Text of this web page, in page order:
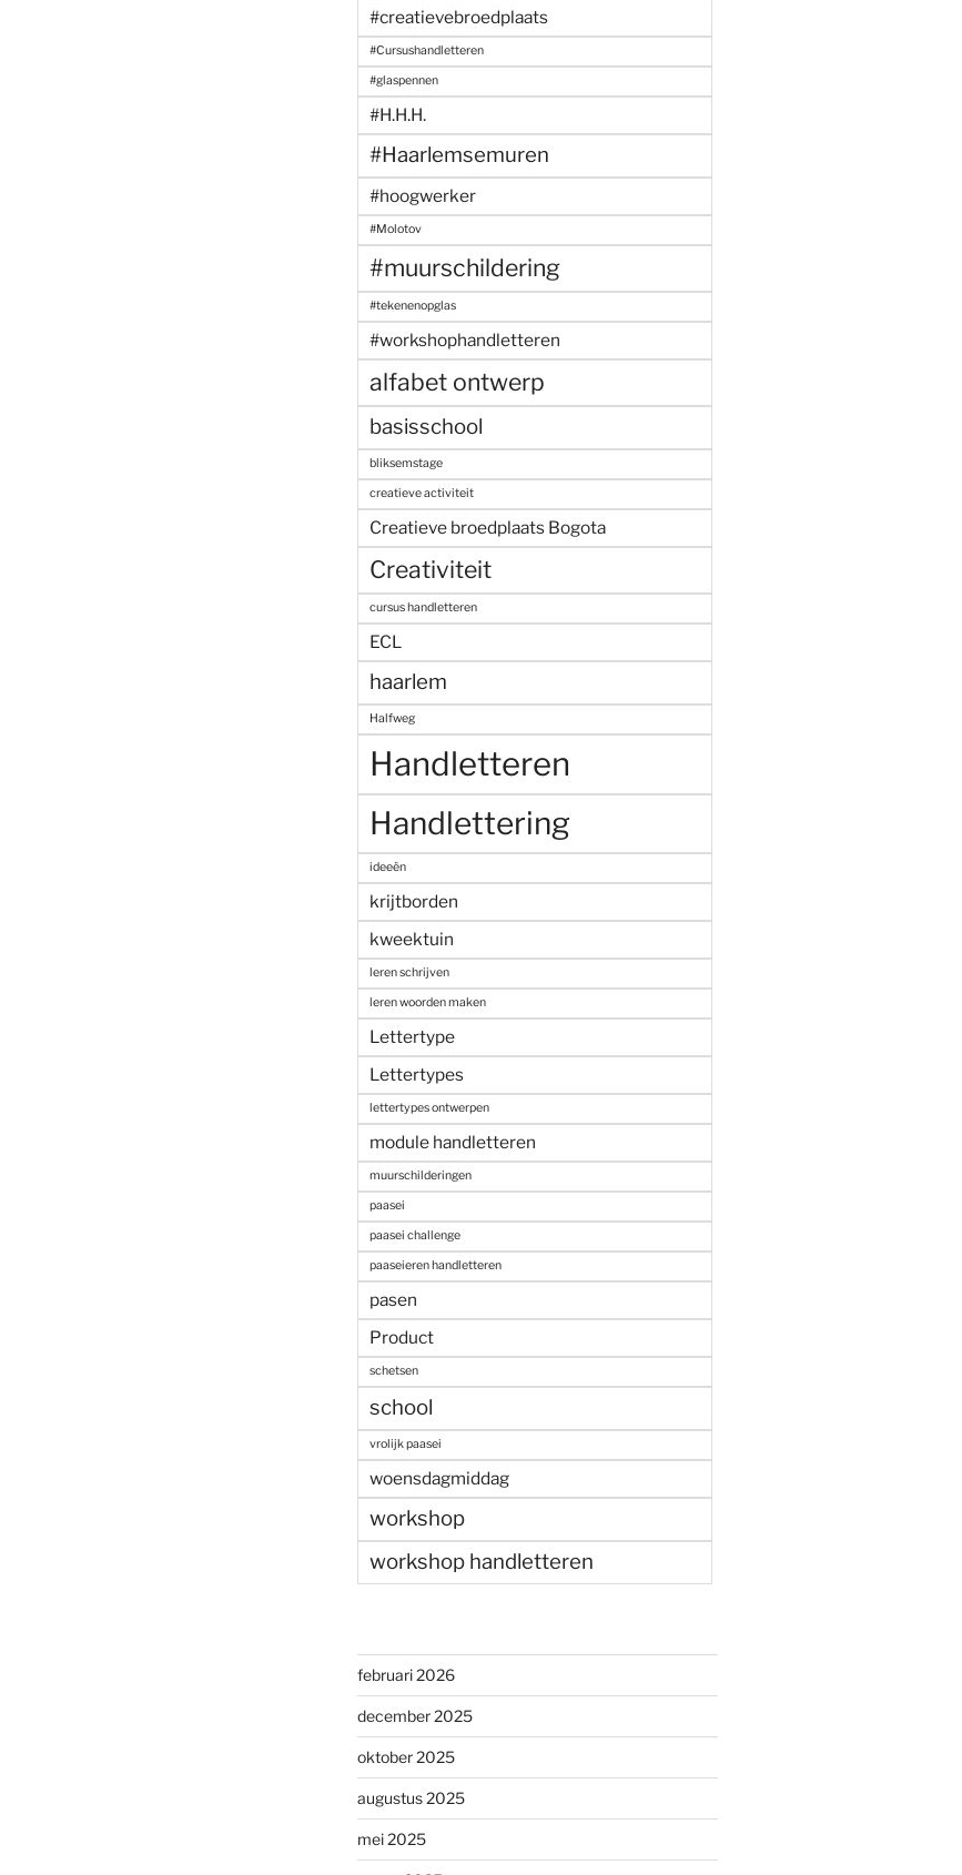
#creatievebroedplaats
#Cursushandletteren
#glaspennen
#H.H.H.
#Haarlemsemuren
#hoogwerker
#Molotov
#muurschildering
#tekenenopglas
#workshophandletteren
alfabet ontwerp
basisschool
bliksemstage
creatieve activiteit
Creatieve broedplaats Bogota
Creativiteit
cursus handletteren
ECL
haarlem
Halfweg
Handletteren
Handlettering
ideeën
krijtborden
kweektuin
leren schrijven
leren woorden maken
Lettertype
Lettertypes
lettertypes ontwerpen
module handletteren
muurschilderingen
paasei
paasei challenge
paaseieren handletteren
pasen
Product
schetsen
school
vrolijk paasei
woensdagmiddag
workshop
workshop handletteren
februari 2026
december 2025
oktober 2025
augustus 2025
mei 2025